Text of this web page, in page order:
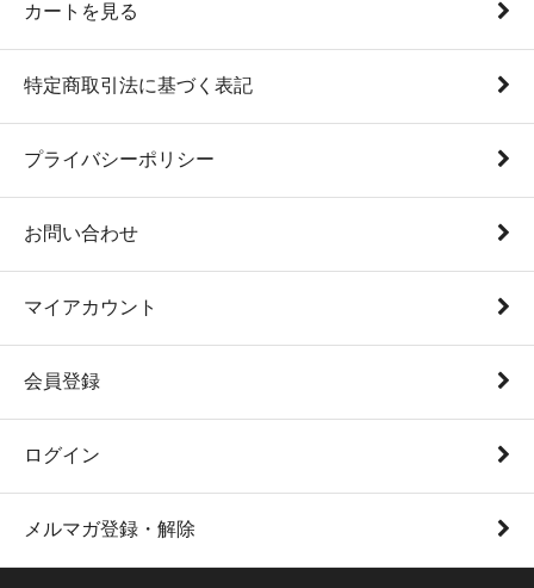
カートを見る
特定商取引法に基づく表記
プライバシーポリシー
お問い合わせ
マイアカウント
会員登録
ログイン
メルマガ登録・解除